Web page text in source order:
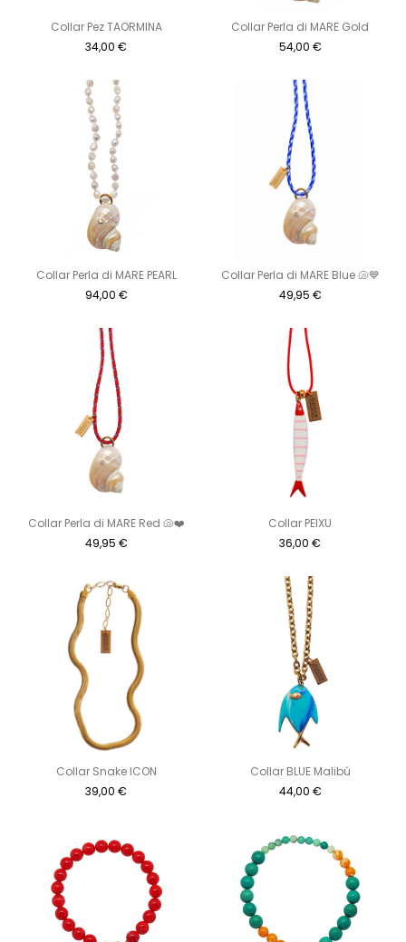
Collar Pez TAORMINA
34,00 €
Collar Perla di MARE Gold
54,00 €
Collar Perla di MARE PEARL
94,00 €
Collar Perla di MARE Blue 🐚💙
49,95 €
Collar Perla di MARE Red 🐚❤️
49,95 €
Collar PEIXU
36,00 €
Collar Snake ICON
39,00 €
Collar BLUE Malibú
44,00 €